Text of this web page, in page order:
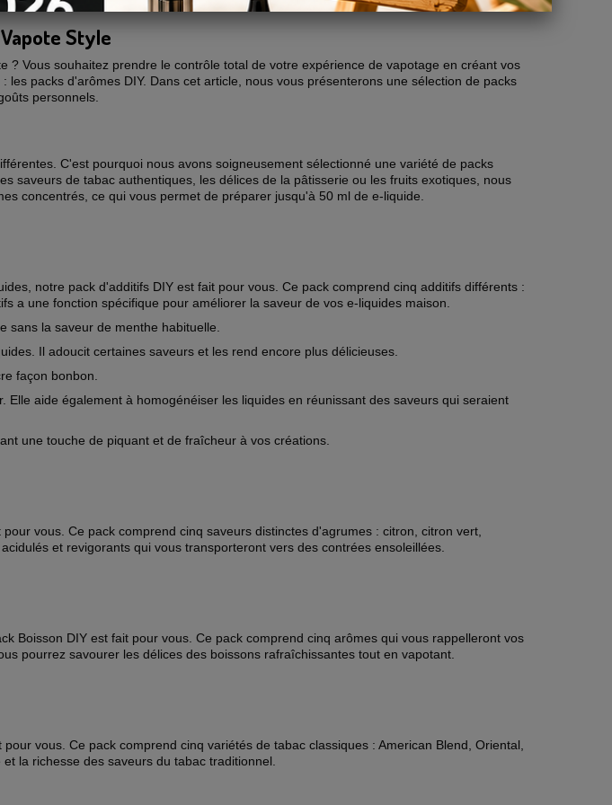
Style
Vous souhaitez prendre le contrôle total de votre expérience de vapotage en créant vos
packs d'arômes DIY. Dans cet article, nous vous présenterons une sélection de packs
personnels.
C'est pourquoi nous avons soigneusement sélectionné une variété de packs
saveurs de tabac authentiques, les délices de la pâtisserie ou les fruits exotiques, nous
concentrés, ce qui vous permet de préparer jusqu'à 50 ml de e-liquide.
notre pack d'additifs DIY est fait pour vous. Ce pack comprend cinq additifs différents :
a une fonction spécifique pour améliorer la saveur de vos e-liquides maison.
sans la saveur de menthe habituelle.
Il adoucit certaines saveurs et les rend encore plus délicieuses.
façon bonbon.
aide également à homogénéiser les liquides en réunissant des saveurs qui seraient
une touche de piquant et de fraîcheur à vos créations.
vous. Ce pack comprend cinq saveurs distinctes d'agrumes : citron, citron vert,
et revigorants qui vous transporteront vers des contrées ensoleillées.
Boisson DIY est fait pour vous. Ce pack comprend cinq arômes qui vous rappelleront vos
pourrez savourer les délices des boissons rafraîchissantes tout en vapotant.
vous. Ce pack comprend cinq variétés de tabac classiques : American Blend, Oriental,
la richesse des saveurs du tabac traditionnel.